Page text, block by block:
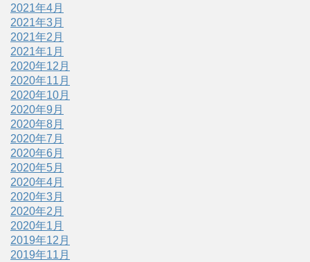
2021年4月
2021年3月
2021年2月
2021年1月
2020年12月
2020年11月
2020年10月
2020年9月
2020年8月
2020年7月
2020年6月
2020年5月
2020年4月
2020年3月
2020年2月
2020年1月
2019年12月
2019年11月